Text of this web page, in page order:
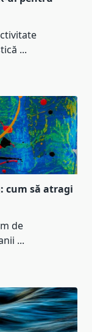
...
cum să atragi
de
...